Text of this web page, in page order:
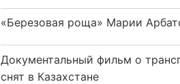
«Березовая роща» Марии
Документальный фильм о
снят в Казахстане